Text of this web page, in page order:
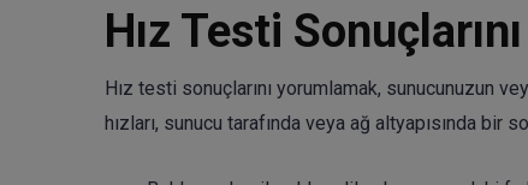
Hız Testi
Hız testi sonuçlarını yorumlamak, sunucunuzun
hızları, sunucu tarafında veya ağ altyapısında